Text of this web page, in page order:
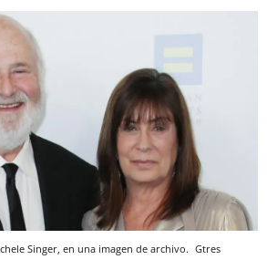
Singer, en una imagen de archivo. Gtres